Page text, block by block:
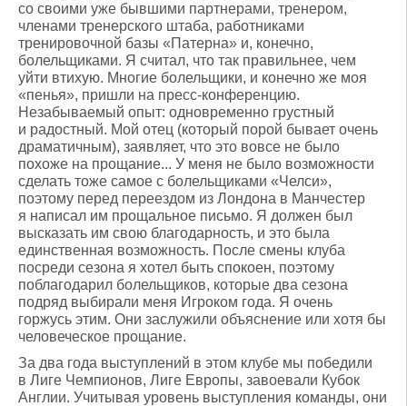
со своими уже бывшими партнерами, тренером,
членами тренерского штаба, работниками
тренировочной базы «Патерна» и, конечно,
болельщиками. Я считал, что так правильнее, чем
уйти втихую. Многие болельщики, и конечно же моя
«пенья», пришли на пресс-конференцию.
Незабываемый опыт: одновременно грустный
и радостный. Мой отец (который порой бывает очень
драматичным), заявляет, что это вовсе не было
похоже на прощание... У меня не было возможности
сделать тоже самое с болельщиками «Челси»,
поэтому перед переездом из Лондона в Манчестер
я написал им прощальное письмо. Я должен был
высказать им свою благодарность, и это была
единственная возможность. После смены клуба
посреди сезона я хотел быть спокоен, поэтому
поблагодарил болельщиков, которые два сезона
подряд выбирали меня Игроком года. Я очень
горжусь этим. Они заслужили объяснение или хотя бы
человеческое прощание.
За два года выступлений в этом клубе мы победили
в Лиге Чемпионов, Лиге Европы, завоевали Кубок
Англии. Учитывая уровень выступления команды, они